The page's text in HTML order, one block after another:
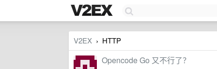
V2EX › HTTP
Opencode Go 又不行了？